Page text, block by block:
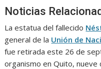
Noticias
La estatua del fallecido
general de la Unión de
fue retirada este 26 de
organismo en Quito,